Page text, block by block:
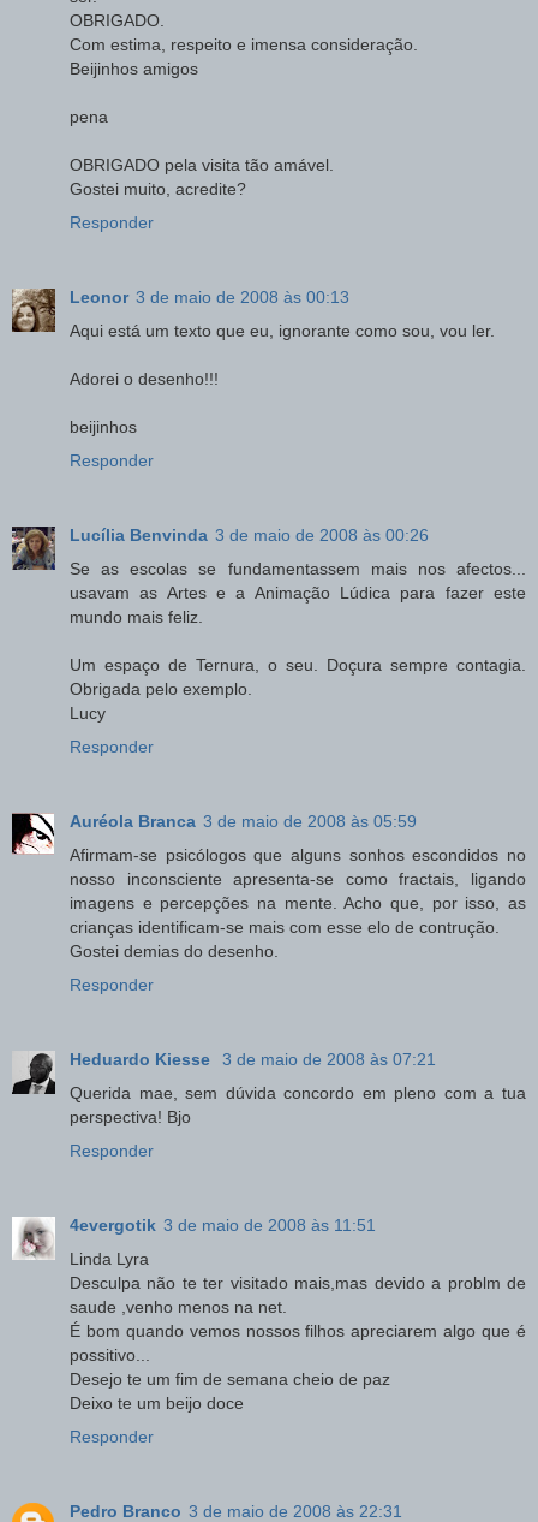
OBRIGADO.
Com estima, respeito e imensa consideração.
Beijinhos amigos
pena
OBRIGADO pela visita tão amável.
Gostei muito, acredite?
Responder
Leonor 3 de maio de 2008 às 00:13
Aqui está um texto que eu, ignorante como sou, vou ler.
Adorei o desenho!!!
beijinhos
Responder
Lucília Benvinda 3 de maio de 2008 às 00:26
Se as escolas se fundamentassem mais nos afectos...
usavam as Artes e a Animação Lúdica para fazer este
mundo mais feliz.
Um espaço de Ternura, o seu. Doçura sempre contagia.
Obrigada pelo exemplo.
Lucy
Responder
Auréola Branca 3 de maio de 2008 às 05:59
Afirmam-se psicólogos que alguns sonhos escondidos no
nosso inconsciente apresenta-se como fractais, ligando
imagens e percepções na mente. Acho que, por isso, as
crianças identificam-se mais com esse elo de contrução.
Gostei demias do desenho.
Responder
Heduardo Kiesse
3 de maio de 2008 às 07:21
Querida mae, sem dúvida concordo em pleno com a tua
perspectiva! Bjo
Responder
4evergotik 3 de maio de 2008 às 11:51
Linda Lyra
Desculpa não te ter visitado mais,mas devido a problm de
saude ,venho menos na net.
É bom quando vemos nossos filhos apreciarem algo que é
possitivo...
Desejo te um fim de semana cheio de paz
Deixo te um beijo doce
Responder
Pedro Branco 3 de maio de 2008 às 22:31